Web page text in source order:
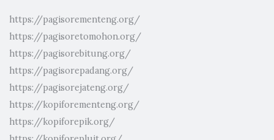
https://pagisorementeng.org/
https://pagisoretomohon.org/
https://pagisorebitung.org/
https://pagisorepadang.org/
https://pagisorejateng.org/
https://kopiforementeng.org/
https://kopiforepik.org/